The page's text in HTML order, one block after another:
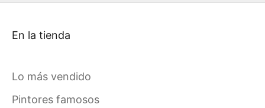
En la tienda
Lo más vendido
Pintores famosos